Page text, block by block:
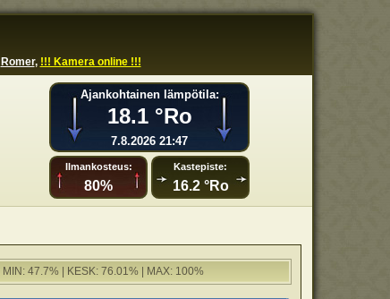
Romer, !!! Kamera online !!!
Ajankohtainen lämpötila:
18.1 °Ro
7.8.2026 21:47
Ilmankosteus:
80%
Kastepiste:
16.2 °Ro
MIN: 47.7% | KESK: 76.01% | MAX: 100%